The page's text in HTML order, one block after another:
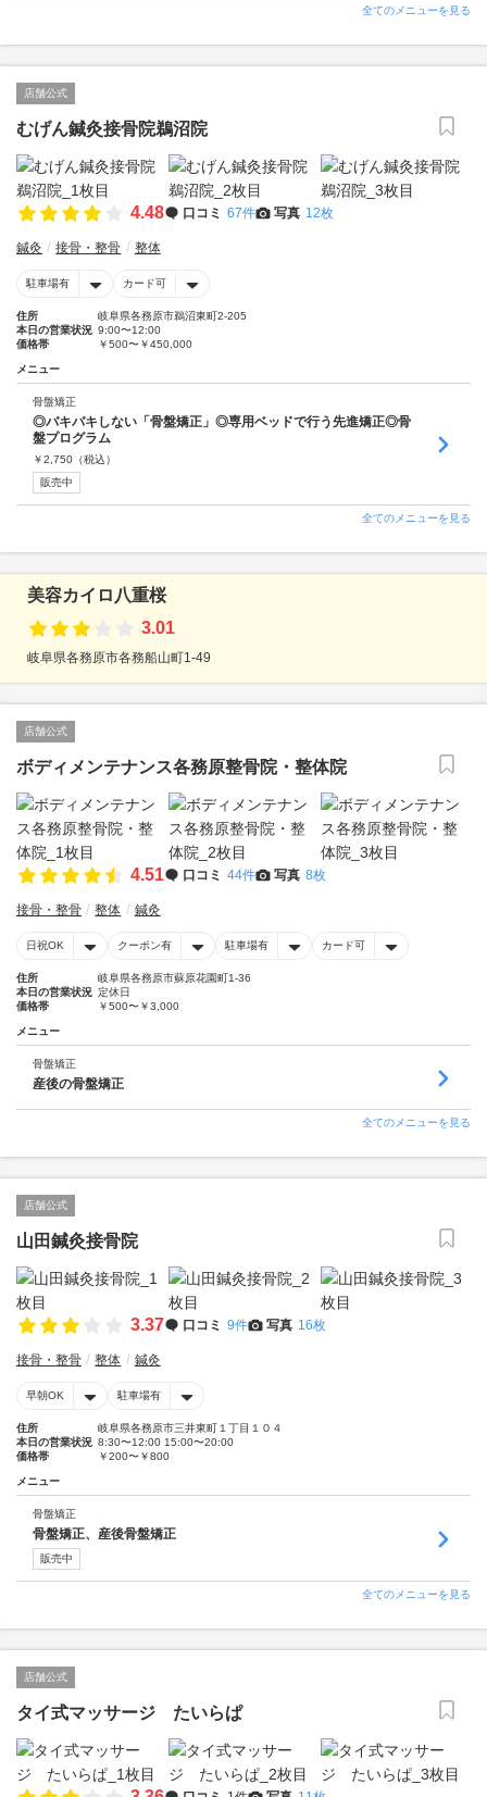
全てのメニューを見る
店舗公式
むげん鍼灸接骨院鵜沼院
4.48 口コミ 67件 写真 12枚
鍼灸 接骨・整骨 整体
駐車場有 カード可
住所
岐阜県各務原市鵜沼東町2-205
本日の営業状況 9:00〜12:00
価格帯
￥500〜￥450,000
メニュー
骨盤矯正
◎バキバキしない「骨盤矯正」◎専用ベッドで行う先進矯正◎骨
盤プログラム
￥2,750 （税込）
販売中
全てのメニューを見る
美容カイロ八重桜
3.01
岐阜県各務原市各務船山町1-49
店舗公式
ボディメンテナンス各務原整骨院・整体院
4.51 口コミ 44件 写真 8枚
接骨・整骨 整体 鍼灸
日祝OK クーポン有 駐車場有 カード可
住所
岐阜県各務原市蘇原花園町1-36
本日の営業状況 定休日
価格帯
￥500〜￥3,000
メニュー
骨盤矯正
産後の骨盤矯正
全てのメニューを見る
店舗公式
山田鍼灸接骨院
3.37 口コミ 9件 写真 16枚
接骨・整骨 整体 鍼灸
早朝OK 駐車場有
住所
岐阜県各務原市三井東町１丁目１０４
本日の営業状況 8:30〜12:00 15:00〜20:00
価格帯
￥200〜￥800
メニュー
骨盤矯正
骨盤矯正、産後骨盤矯正
販売中
全てのメニューを見る
店舗公式
タイ式マッサージ たいらぱ